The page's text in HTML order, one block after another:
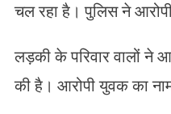
चल रहा है। पुलिस ने
लड़की के परिवार वालों ने
की है। आरोपी युवक का